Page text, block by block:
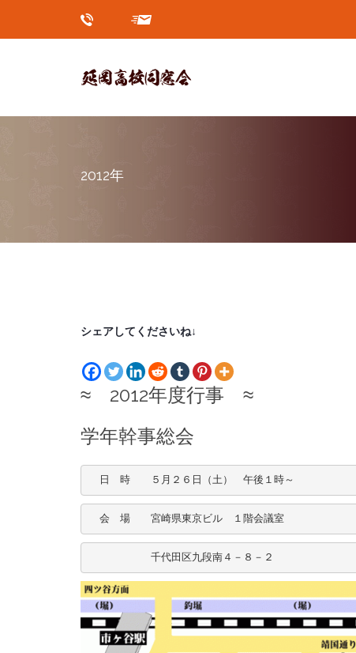
2012年
シェアしてくださいね↓
≈ 2012年度行事 ≈
学年幹事総会
日　時　　５月２６日（土）　午後１時～
会　場　　宮崎県東京ビル　１階会議室
千代田区九段南４－８－２